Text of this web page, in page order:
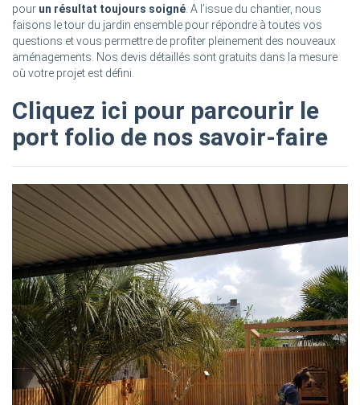
pour un résultat toujours soigné . A l’issue du chantier, nous
faisons le tour du jardin ensemble pour répondre à toutes vos
questions et vous permettre de profiter pleinement des nouveaux
aménagements. Nos devis détaillés sont gratuits dans la mesure
où votre projet est défini.
Cliquez ici pour parcourir le
port folio de nos savoir-faire